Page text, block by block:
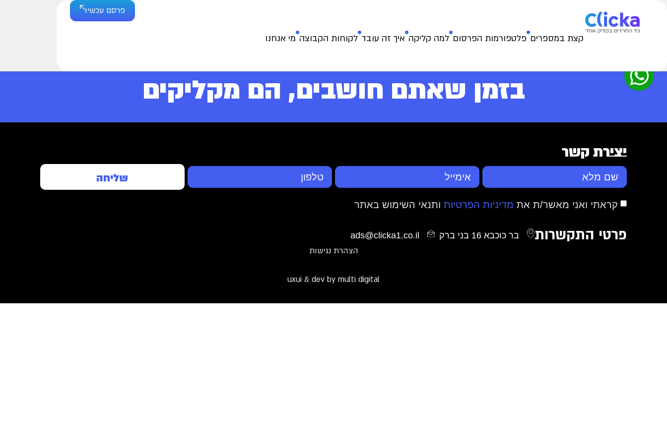
קצת במספרים פלטפורמות הפרסום למה קליקה איך זה עובד לקוחות הקבוצה מי אנחנו
פרסם עכשיו
בזמן שאתם חושבים, הם מקליקים
יצירת קשר
קראתי ואני מאשר/ת את מדיניות הפרטיותותנאי השימוש באתר
שליחה
פרטי התקשרות בר כוכבא 16 בני ברק ads@clicka1.co.il
הצהרת נגישות
uxui & dev by multi digital